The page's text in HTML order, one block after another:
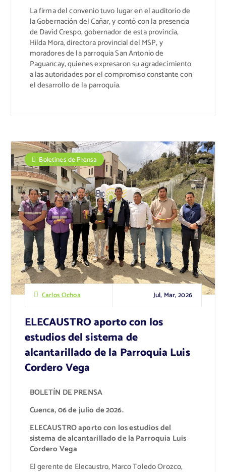
La firma del convenio tuvo lugar en el auditorio de
la Gobernación del Cañar, y contó con la presencia
de David Crespo, gobernador de esta provincia,
Hilda Mora, directora provincial del MSP, y
moradores de la parroquia San Antonio de
Paguancay, quienes expresaron su agradecimiento
a las autoridades por el compromiso constante con
el desarrollo de la parroquia.
Carlos Ochoa Jul, Mar, 2026
Boletines de Prensa
ELECAUSTRO aporto con los
estudios del sistema de
alcantarillado de la Parroquia Luis
Cordero Vega
BOLETÍN DE PRENSA
Cuenca, 06 de julio de 2026.
ELECAUSTRO aporto con los estudios del
sistema de alcantarillado de la Parroquia Luis
Cordero Vega
El gerente de Elecaustro, Marco Toledo Orozco,